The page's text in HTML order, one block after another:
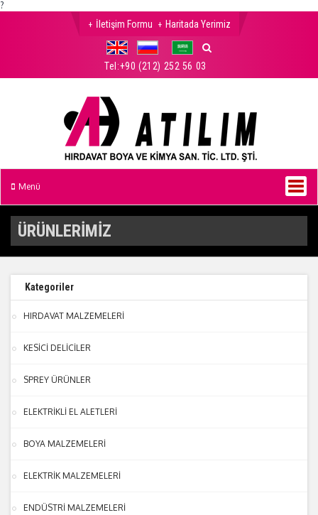
?
Tel:+90 (212) 252 56 03
İletişim Formu Haritada Yerimiz
Menü
ÜRÜNLERİMİZ
Kategoriler
HIRDAVAT MALZEMELERİ
KESİCİ DELİCİLER
SPREY ÜRÜNLER
ELEKTRİKLİ EL ALETLERİ
BOYA MALZEMELERİ
ELEKTRİK MALZEMELERİ
ENDÜSTRİ MALZEMELERİ